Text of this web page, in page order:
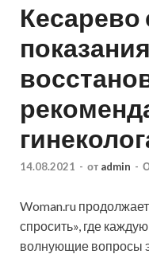
Кесарево
14.08.2021 - от admin -
Woman.ru
спросить», где
волнующие вопросы